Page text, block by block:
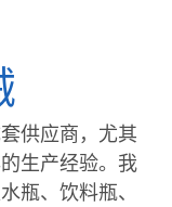
供应商，尤其
生产经验。我
瓶、饮料瓶、